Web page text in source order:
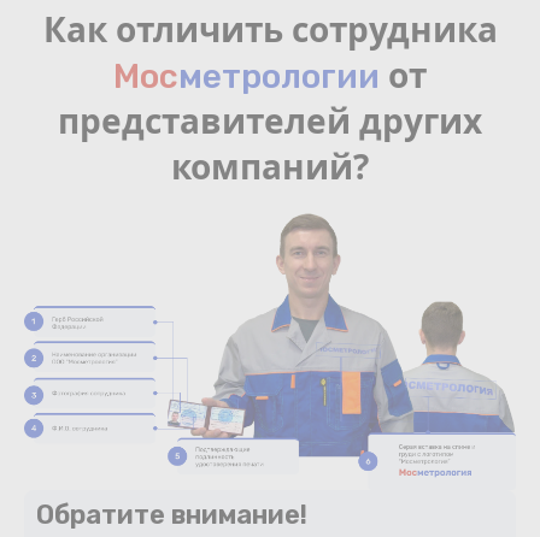
Как отличить сотрудника
Мосмeтрологии от
представителей других
компаний?
Обратите внимание!